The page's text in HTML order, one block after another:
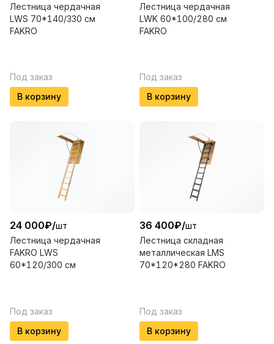
Лестница чердачная
LWS 70*140/330 см
FAKRO
Под заказ
В корзину
Лестница чердачная
LWK 60*100/280 см
FAKRO
Под заказ
В корзину
24 000₽/шт
Лестница чердачная
FAKRO LWS
60*120/300 см
Под заказ
В корзину
36 400₽/шт
Лестница складная
металлическая LMS
70*120*280 FAKRO
Под заказ
В корзину